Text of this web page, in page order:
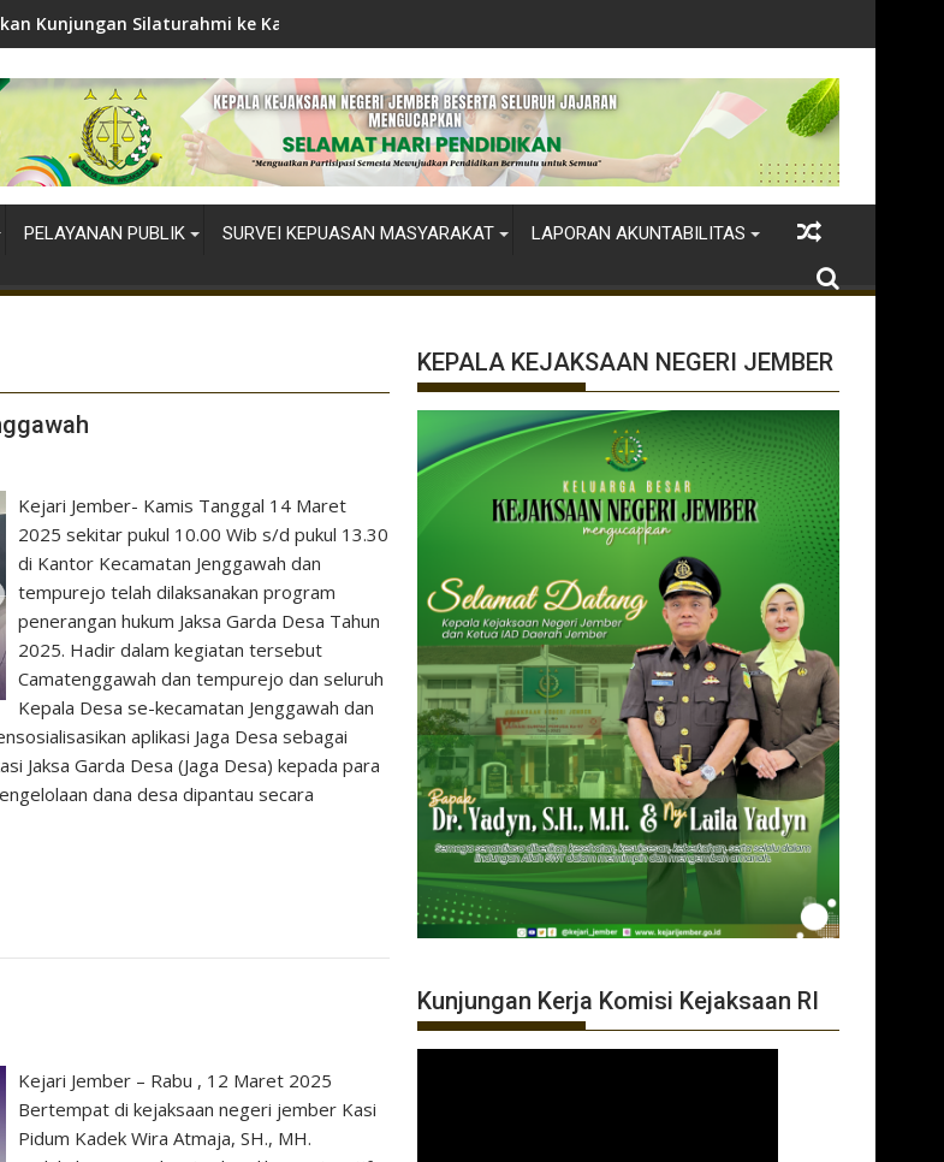
Kunjungan Silaturahmi ke Kapolres Jember
PELAYANAN PUBLIK SURVEI KEPUASAN MASYARAKAT LAPORAN AKUNTABILITAS
Kejari Jember- Kamis Tanggal 14 Maret
2025 sekitar pukul 10.00 Wib s/d pukul 13.30
di Kantor Kecamatan Jenggawah dan
tempurejo telah dilaksanakan program
penerangan hukum Jaksa Garda Desa Tahun
2025. Hadir dalam kegiatan tersebut
Camatenggawah dan tempurejo dan seluruh
Kepala Desa se-kecamatan Jenggawah dan
aplikasi Jaga Desa sebagai
Jaksa Garda Desa (Jaga Desa) kepada para
dana desa dipantau secara
Kejari Jember – Rabu , 12 Maret 2025
Bertempat di kejaksaan negeri jember Kasi
Pidum Kadek Wira Atmaja, SH., MH.
KEPALA KEJAKSAAN NEGERI JEMBER
Kunjungan Kerja Komisi Kejaksaan RI